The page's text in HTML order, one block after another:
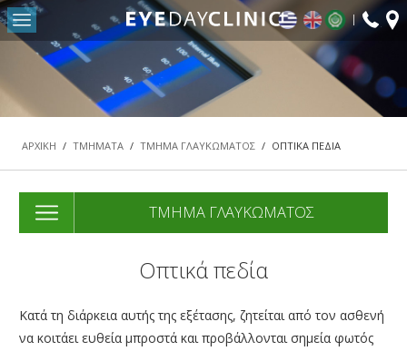
ΑΡΧΙΚΗ
Η ΜΟΝΑΔΑ ΜΑΣ
ΤΜΗΜΑ ΩΧΡΑΣ ΚΗΛΙΔΑΣ & ΑΜΦΙΒΛΗΣΤΡΟΕΙΔΟΥΣ
ΤΜΗΜΑ ΟΦΘΑΛΜΟΠΛΑΣΤΙΚΗΣ ΧΕΙΡΟΥΡΓΙΚΗΣ
ΠΑΙΔΟΟΦΘΑΛΜΟΛΟΓΙΑΣ & ΣΤΡΑΒΙΣΜΟΥ
ΤΜΗΜΑ ΓΛΑΥΚΩΜΑΤΟΣ
Return to
ΑΡΧΙΚΗ / ΤΜΗΜΑΤΑ / ΤΜΗΜΑ ΓΛΑΥΚΩΜΑΤΟΣ / ΟΠΤΙΚΑ ΠΕΔΙΑ
ΤΜΗΜΑ ΓΛΑΥΚΩΜΑΤΟΣ
Οπτικά πεδία
Κατά τη διάρκεια αυτής της εξέτασης, ζητείται από τον ασθενή
να κοιτάει ευθεία μπροστά και προβάλλονται σημεία φωτός